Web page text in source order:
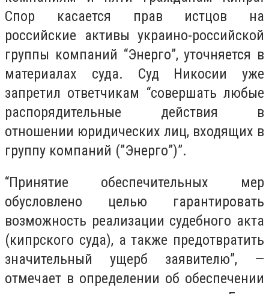
Спор касается прав истцов на
российские активы украино-российской
группы компаний “Энерго”, уточняется в
материалах суда. Суд Никосии уже
запретил ответчикам “совершать любые
распорядительные действия в
отношении юридических лиц, входящих в
группу компаний (”Энерго”)”.
“Принятие обеспечительных мер
обусловлено целью гарантировать
возможность реализации судебного акта
(кипрского суда), а также предотвратить
значительный ущерб заявителю”, —
отмечает в определении об обеспечении